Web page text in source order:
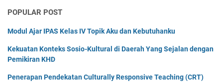
POPULAR POST
Modul Ajar IPAS Kelas IV Topik Aku dan Kebutuhanku
Kekuatan Konteks Sosio-Kultural di Daerah Yang Sejalan dengan
Pemikiran KHD
Penerapan Pendekatan Culturally Responsive Teaching (CRT)